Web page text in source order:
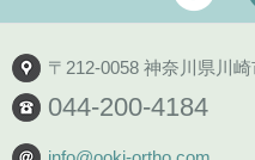
〒212-0058 神奈川県川
044-200-4184